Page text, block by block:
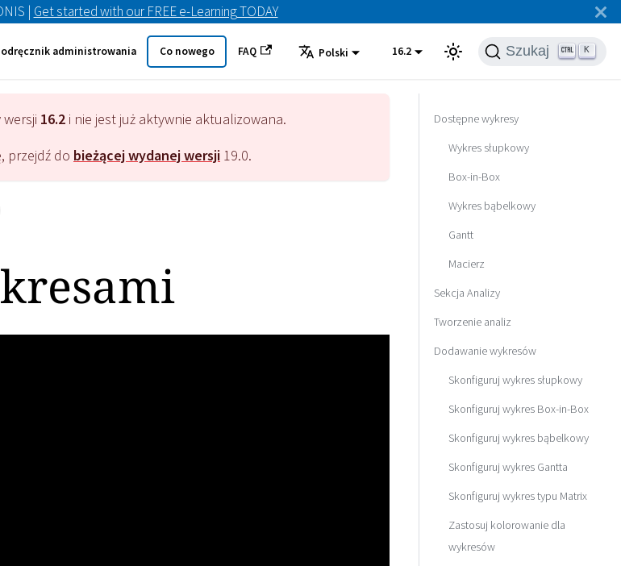
| Get started with our FREE e-Learning TODAY
administrowania Co nowego FAQ Polski 16.2 Szukaj K
wersji 16.2 i nie jest już aktywnie aktualizowana.
przejdź do bieżącej wydanej wersji 19.0.
Dostępne wykresy
Wykres słupkowy
Box-in-Box
Wykres bąbelkowy
Gantt
Macierz
Sekcja Analizy
Tworzenie analiz
Dodawanie wykresów
Skonfiguruj wykres słupkowy
Skonfiguruj wykres Box-in-Box
Skonfiguruj wykres bąbelkowy
Skonfiguruj wykres Gantta
Skonfiguruj wykres typu Matrix
Zastosuj kolorowanie dla
wykresów